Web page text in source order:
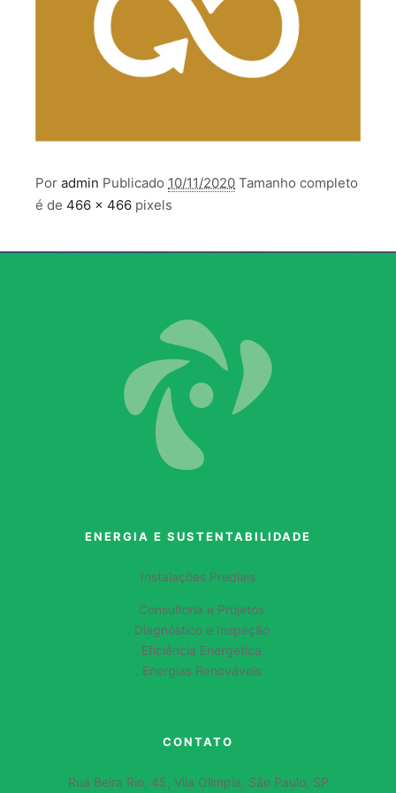
Por admin Publicado 10/11/2020 Tamanho completo
é de 466 × 466 pixels
ENERGIA E SUSTENTABILIDADE
Instalações Prediais
. Consultoria e Projetos
. Diagnóstico e Inspeção
. Eficiência Energética
. Energias Renováveis
CONTATO
Rua Beira Rio, 45, Vila Olímpia, São Paulo, SP